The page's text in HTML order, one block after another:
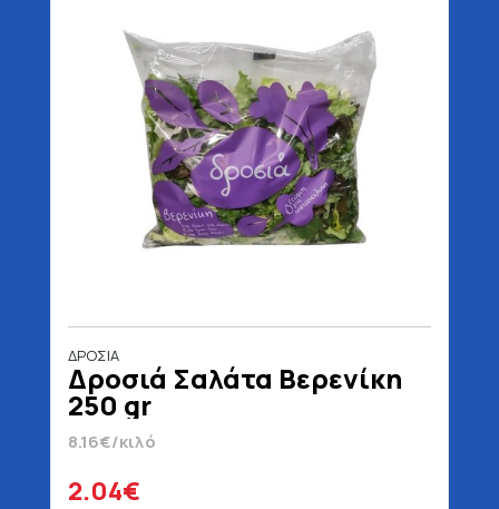
ΔΡΟΣΙΑ
Δροσιά Σαλάτα Βερενίκη
250 gr
8.16€/κιλό
2.04€